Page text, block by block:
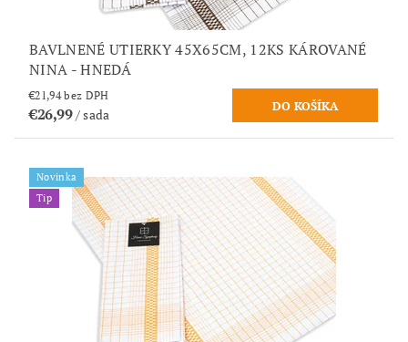
BAVLNENÉ UTIERKY 45X65CM, 12KS KÁROVANÉ
NINA - HNEDÁ
€21,94 bez DPH
€26,99/ sada
Novinka
Tip